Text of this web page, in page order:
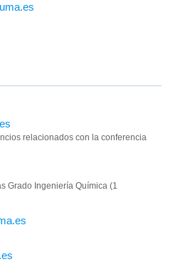
relacionados con la conferencia
Grado Ingeniería Química (1